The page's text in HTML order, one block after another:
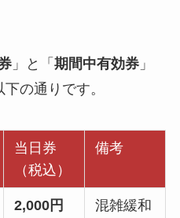
」と「 期間中有効券」
の通りです。
当日券
（税込）
備考
2,000円
混雑緩和